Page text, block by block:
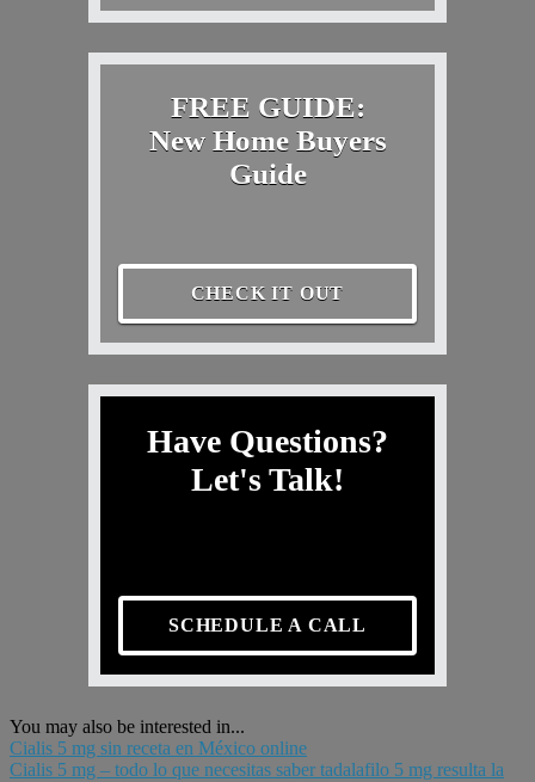
FREE GUIDE:
New Home Buyers
Guide
CHECK IT OUT
Have Questions?
Let's Talk!
SCHEDULE A CALL
You may also be interested in...
Cialis 5 mg sin receta en México online
Cialis 5 mg – todo lo que necesitas saber tadalafilo 5 mg resulta la